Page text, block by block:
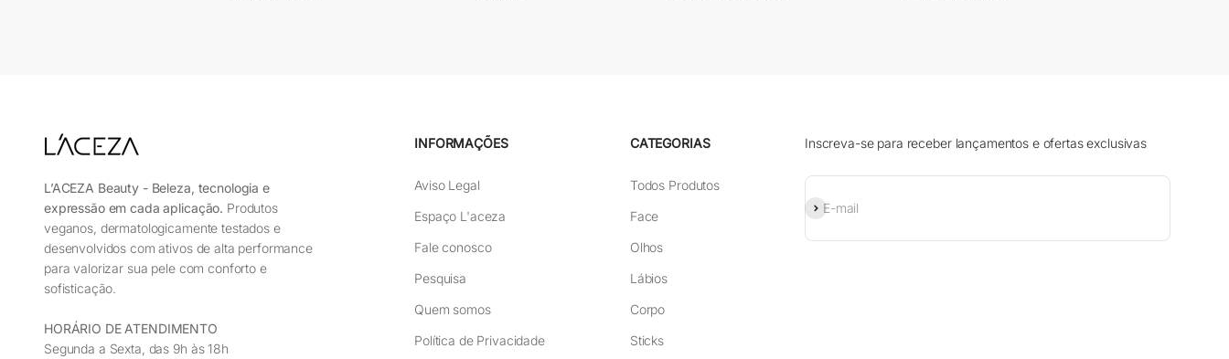
L’ACEZA Beauty - Beleza, tecnologia e
expressão em cada aplicação. Produtos
veganos, dermatologicamente testados e
desenvolvidos com ativos de alta performance
para valorizar sua pele com conforto e
sofisticação.
HORÁRIO DE ATENDIMENTO
Segunda a Sexta, das 9h às 18h
INFORMAÇÕES
Aviso Legal
Espaço L'aceza
Fale conosco
Pesquisa
Quem somos
Política de Privacidade
CATEGORIAS
Todos Produtos
Face
Olhos
Lábios
Corpo
Sticks
Inscreva-se para receber lançamentos e ofertas exclusivas
E-mail
Assinar